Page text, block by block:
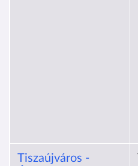
Tiszaújváros -